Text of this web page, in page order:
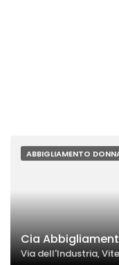
ABBIGLIAMENTO
Cia
Via dell'Industria,